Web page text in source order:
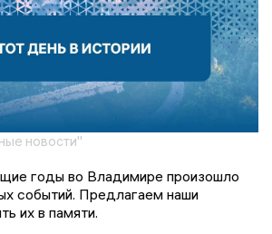
новости"
годы во Владимире произошло
событий. Предлагаем наши
их в памяти.